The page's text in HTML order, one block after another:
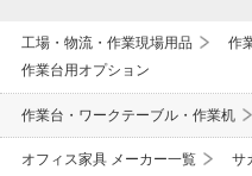
工場・物流・作業現場用品
作
作業台用オプション
作業台・ワークテーブル・作業机
オフィス家具 メーカー一覧
サ